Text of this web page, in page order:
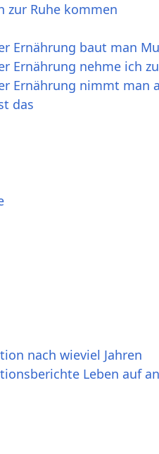
zur Ruhe kommen
Ernährung baut man
Ernährung nehme ich zu
Ernährung nimmt man
das
nach wieviel Jahren
Leben auf